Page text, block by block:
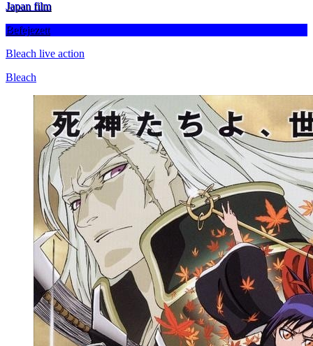
Japan film
Befejezett
Bleach live action
Bleach